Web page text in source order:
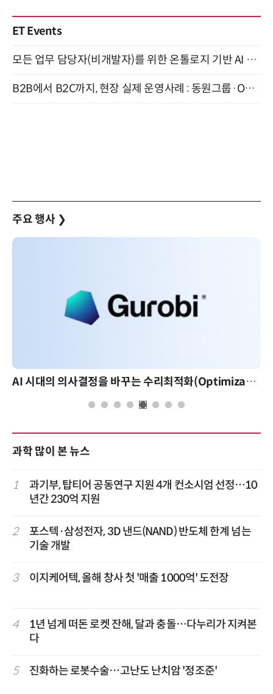
ET Events
모든 업무 담당자(비개발자)를 위한 온톨로지 기반 AI 지식체계 설계 1-day 워크숍 8월 20일 개최
B2B에서 B2C까지, 현장 실제 운영사례 : 동원그룹·OCI·다이닝브랜즈그룹·당근 (8/27)
주요 행사 ❯
AI 시대의 의사결정을 바꾸는 수리최적화(Optimization): 실제 산업 적용 사례와 활용 전략
과학 많이 본 뉴스
1
과기부, 탑티어 공동연구 지원 4개 컨소시엄 선정…10
년간 230억 지원
2
포스텍·삼성전자, 3D 낸드(NAND) 반도체 한계 넘는
기술 개발
3 이지케어텍, 올해 창사 첫 '매출 1000억' 도전장
4
1년 넘게 떠돈 로켓 잔해, 달과 충돌…다누리가 지켜본
다
5 진화하는 로봇수술…고난도 난치암 '정조준'